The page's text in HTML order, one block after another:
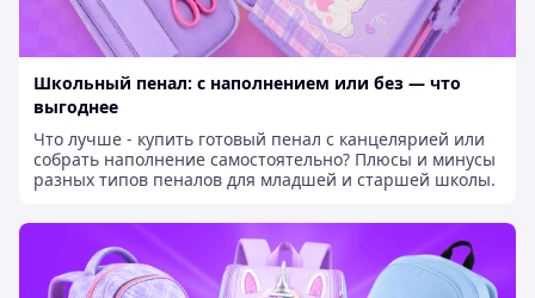
Школьный пенал: с наполнением или без — что
выгоднее
Что лучше - купить готовый пенал с канцелярией или
собрать наполнение самостоятельно? Плюсы и минусы
разных типов пеналов для младшей и старшей школы.